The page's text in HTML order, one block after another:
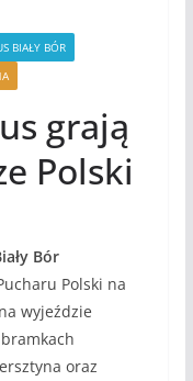
BIAŁY BÓR
grają
Polski
Bór
Polski na
wyjeździe
oraz